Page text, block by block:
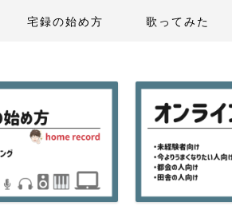
宅録の始め方 歌ってみた